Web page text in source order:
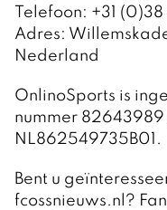
Telefoon: +31
Adres:
Nederland
OnlinoSports is
nummer
NL862549735B01.
Bent u
fcossnieuws.nl?